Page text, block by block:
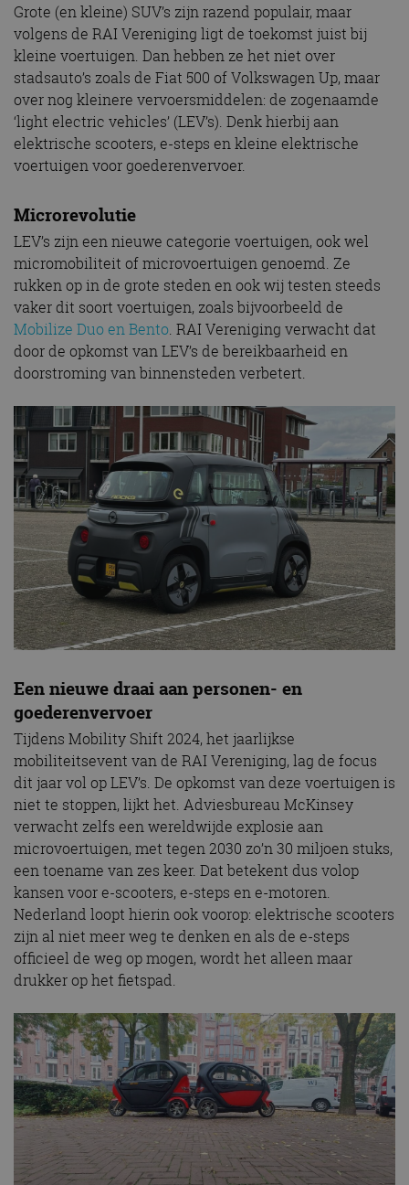
Grote (en kleine) SUV’s zijn razend populair, maar
volgens de RAI Vereniging ligt de toekomst juist bij
kleine voertuigen. Dan hebben ze het niet over
stadsauto’s zoals de Fiat 500 of Volkswagen Up, maar
over nog kleinere vervoersmiddelen: de zogenaamde
‘light electric vehicles’ (LEV’s). Denk hierbij aan
elektrische scooters, e-steps en kleine elektrische
voertuigen voor goederenvervoer.
Microrevolutie
LEV’s zijn een nieuwe categorie voertuigen, ook wel
micromobiliteit of microvoertuigen genoemd. Ze
rukken op in de grote steden en ook wij testen steeds
vaker dit soort voertuigen, zoals bijvoorbeeld de
Mobilize Duo en Bento. RAI Vereniging verwacht dat
door de opkomst van LEV’s de bereikbaarheid en
doorstroming van binnensteden verbetert.
Een nieuwe draai aan personen- en
goederenvervoer
Tijdens Mobility Shift 2024, het jaarlijkse
mobiliteitsevent van de RAI Vereniging, lag de focus
dit jaar vol op LEV’s. De opkomst van deze voertuigen is
niet te stoppen, lijkt het. Adviesbureau McKinsey
verwacht zelfs een wereldwijde explosie aan
microvoertuigen, met tegen 2030 zo’n 30 miljoen stuks,
een toename van zes keer. Dat betekent dus volop
kansen voor e-scooters, e-steps en e-motoren.
Nederland loopt hierin ook voorop: elektrische scooters
zijn al niet meer weg te denken en als de e-steps
officieel de weg op mogen, wordt het alleen maar
drukker op het fietspad.